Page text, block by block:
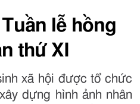
lễ hồng
thứ XI
xã hội được tổ chức
dựng hình ảnh nhân